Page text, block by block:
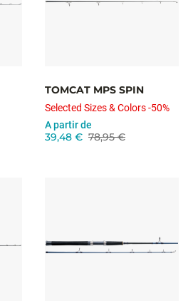
TOMCAT MPS SPIN
Selected Sizes & Colors -50%
A partir de
78,95 €
39,48 €